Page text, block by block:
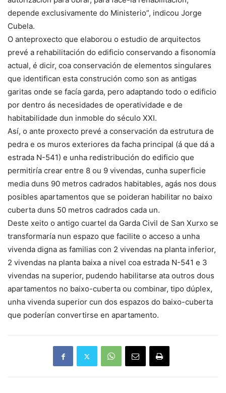
depende exclusivamente do Ministerio”, indicou Jorge
Cubela.
O anteproxecto que elaborou o estudio de arquitectos
prevé a rehabilitación do edificio conservando a fisonomía
actual, é dicir, coa conservación de elementos singulares
que identifican esta construción como son as antigas
garitas onde se facía garda, pero adaptando todo o edificio
por dentro ás necesidades de operatividade e de
habitabilidade dun inmoble do século XXI.
Así, o ante proxecto prevé a conservación da estrutura de
pedra e os muros exteriores da facha principal (á que dá a
estrada N-541) e unha redistribución do edificio que
permitiría crear entre 8 ou 9 vivendas, cunha superficie
media duns 90 metros cadrados habitables, agás nos dous
posibles apartamentos que se poideran habilitar no baixo
cuberta duns 50 metros cadrados cada un.
Deste xeito o antigo cuartel da Garda Civil de San Xurxo se
transformaría nun espazo que facilite o acceso a unha
vivenda digna as familias con 2 vivendas na planta inferior,
2 vivendas na planta baixa a nivel coa estrada N-541 e 3
vivendas na superior, pudendo habilitarse ata outros dous
apartamentos no baixo-cuberta ou combinar, tipo dúplex,
unha vivenda superior cun dos espazos do baixo-cuberta
que poderían convertirse en apartamento.